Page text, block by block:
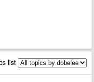
list